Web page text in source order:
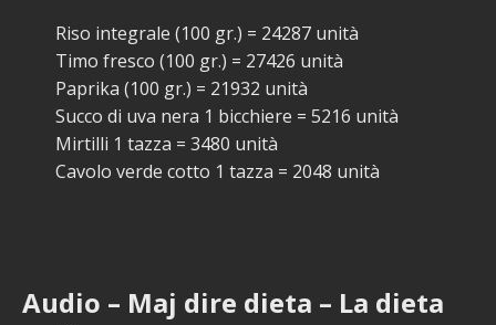
Riso integrale (100 gr.) = 24287 unità
Timo fresco (100 gr.) = 27426 unità
Paprika (100 gr.) = 21932 unità
Succo di uva nera 1 bicchiere = 5216 unità
Mirtilli 1 tazza = 3480 unità
Cavolo verde cotto 1 tazza = 2048 unità
Audio – Maj dire dieta – La dieta